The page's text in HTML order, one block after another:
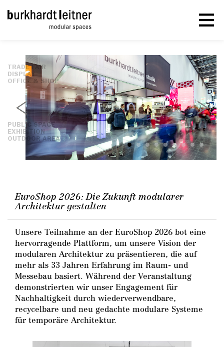
TRADE FAIR
DISPLAY
OFFICE & SHOP
PUBLIC SPACE
EXHIBITION
OUTDOOR AREA
EuroShop 2026: Die Zukunft modularer
Architektur gestalten
Unsere Teilnahme an der EuroShop 2026 bot eine
hervorragende Plattform, um unsere Vision der
modularen Architektur zu präsentieren, die auf
mehr als 33 Jahren Erfahrung im Raum- und
Messebau basiert. Während der Veranstaltung
demonstrierten wir unser Engagement für
Nachhaltigkeit durch wiederverwendbare,
recycelbare und neu gedachte modulare Systeme
für temporäre Architektur.